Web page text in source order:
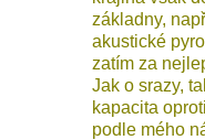
základny,
akustické
zatím za
Jak o srazy,
kapacita
podle mého